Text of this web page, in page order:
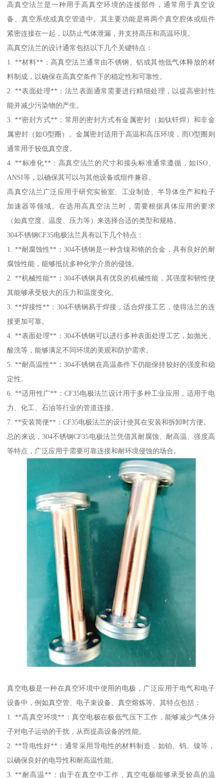
高真空法兰是一种用于高真空环境的连接部件，通常用于真空设
备、真空系统或真空管道中。其主要功能是将两个真空腔体或组件
紧密连接在一起，以防止气体泄漏，并支持高压和高温环境。
高真空法兰的设计通常包括以下几个关键特点：
1. **材料**：高真空法兰通常由不锈钢、铝或其他低气体释放的材
料制成，以确保在高真空条件下的稳定性和可靠性。
2. **表面处理**：法兰表面通常需要进行精细处理，以提高密封性
能并减少污染物的产生。
3. **密封方式**：常用的密封方式有金属密封（如钛钎焊）和非金
属密封（如O型圈）。金属密封适用于高温和高压环境，而O型圈则
通常用于较低真空度。
4. **标准化**：高真空法兰的尺寸和接头标准通常遵循，如ISO、
ANSI等，以确保其可以与其他设备或组件兼容。
高真空法兰广泛应用于研究实验室、工业制造、半导体生产和粒子
加速器等领域。在选用高真空法兰时，需要根据具体应用的要求
（如真空度、温度、压力等）来选择合适的类型和规格。
304不锈钢CF35电极法兰具有以下几个特点：
1. **耐腐蚀性**：304不锈钢是一种含镍和铬的合金，具有良好的耐
腐蚀性能，能够抵抗多种化学介质的侵蚀。
2. **机械性能**：304不锈钢具有优良的机械性能，其强度和韧性使
其能够承受较大的压力和温度变化。
3. **焊接性**：304不锈钢易于焊接，适合焊接工艺，使得法兰的连
接更加可靠。
4. **表面处理**：304不锈钢可以进行多种表面处理工艺，如抛光、
酸洗等，能够满足不同环境的美观和防护需求。
5. **耐高温性**：304不锈钢在高温条件下仍能保持较好的强度和稳
定性。
6. **适用性广**：CF35电极法兰设计用于多种工业应用，适用于电
力、化工、石油等行业的管道连接。
7. **安装简便**：CF35电极法兰的设计使其在安装和拆卸时方便。
总的来说，304不锈钢CF35电极法兰凭借其耐腐蚀、耐高温、强度高
等特点，广泛应用于需要可靠连接和耐环境侵蚀的场合。
真空电极是一种在真空环境中使用的电极，广泛应用于电气和电子
设备中，例如真空管、电子束设备、真空熔炼等。其特点包括：
1. **高真空环境**：真空电极在极低气压下工作，能够减少气体分
子对电子运动的干扰，从而提高设备的性能。
2. **导电性好**：通常采用导电性的材料制造，如铂、钨、镍等，
以确保良好的电导性和耐高温性能。
3. **耐高温**：由于在真空中工作，真空电极能够承受较高的温